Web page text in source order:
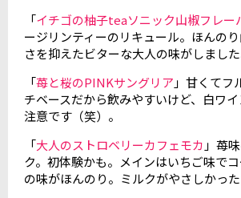
「イチゴの柚子teaソニック山椒フレー
ージリンティーのリキュール。ほんの
さを抑えたビターな大人の味がしました
「苺と桜のPINKサングリア 」甘くてフ
チベースだから飲みやすいけど、白ワ
注意です（笑）。
「大人のストロベリーカフェモカ 」苺
ク。初体験かも。メインはいちご味で
の味がほんのり。ミルクがやさしかった